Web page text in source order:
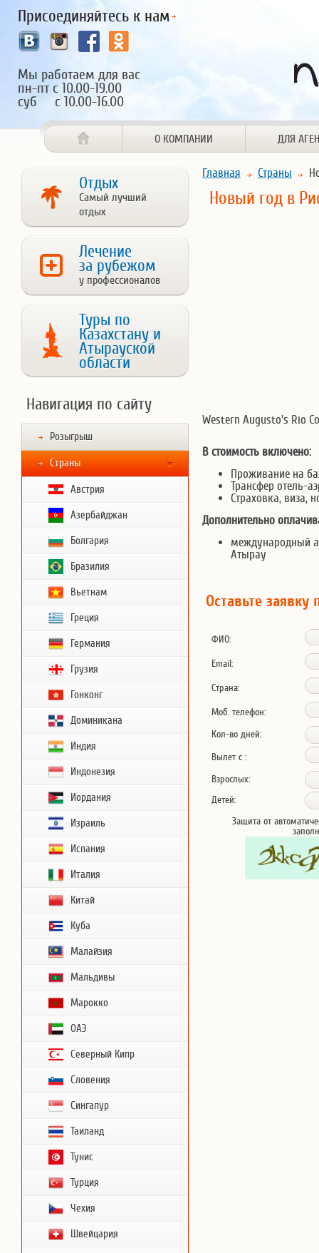
Присоединяйтесь к нам
Мы работаем для вас
пн-пт с 10.00-19.00
суб с 10.00-16.00
О КОМПАНИИ ДЛЯ
Отдых
Самый лучший
отдых
Лечение
за рубежом
у профессионалов
Туры по
Казахстану и
Атырауской
области
Навигация по сайту
Розыгрыш
Страны
Австрия
Азербайджан
Болгария
Бразилия
Вьетнам
Греция
Германия
Грузия
Гонконг
Доминикана
Индия
Индонезия
Иордания
Израиль
Испания
Италия
Китай
Куба
Малайзия
Мальдивы
Марокко
ОАЭ
Северный Кипр
Словения
Сингапур
Таиланд
Тунис
Турция
Чехия
Швейцария
Главная Страны
Новый год в
Western Augusto's Rio
В стоимость включено:
Проживание на
Трансфер отель-
Страховка, виза,
Дополнительно
международный
Атырау
Оставьте заявку
ФИО:
Email:
Страна:
Моб. телефон:
Кол-во дней:
Вылет с :
Взрослых:
Детей:
Защита от